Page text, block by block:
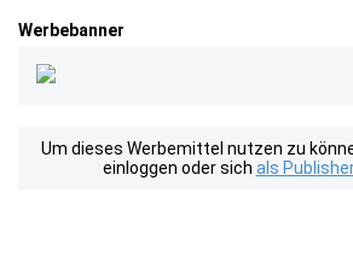
Werbebanner
Um dieses Werbemittel nutzen zu
einloggen oder sich als